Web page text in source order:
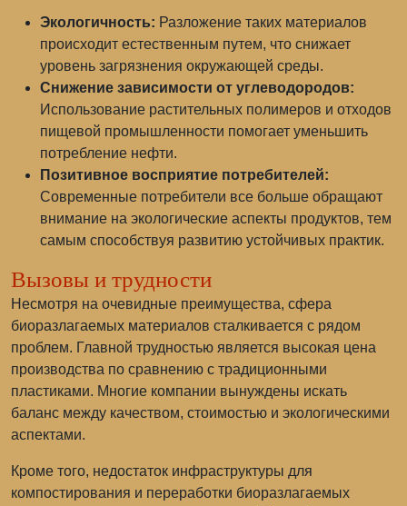
Экологичность: Разложение таких материалов
происходит естественным путем, что снижает
уровень загрязнения окружающей среды.
Снижение зависимости от углеводородов:
Использование растительных полимеров и отходов
пищевой промышленности помогает уменьшить
потребление нефти.
Позитивное восприятие потребителей:
Современные потребители все больше обращают
внимание на экологические аспекты продуктов, тем
самым способствуя развитию устойчивых практик.
Вызовы и трудности
Несмотря на очевидные преимущества, сфера
биоразлагаемых материалов сталкивается с рядом
проблем. Главной трудностью является высокая цена
производства по сравнению с традиционными
пластиками. Многие компании вынуждены искать
баланс между качеством, стоимостью и экологическими
аспектами.
Кроме того, недостаток инфраструктуры для
компостирования и переработки биоразлагаемых